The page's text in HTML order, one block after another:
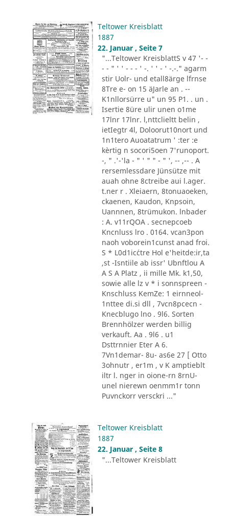
Teltower Kreisblatt
1887
22. Januar , Seite 7
"...Teltower KreisblattS v 47 '- -
- - " ' ' - - - ' -. ' ' - ' -.-." agarm
stir Uolr- und etall8ärge lfrnse
8Tre e- on 15 äJarle an . --
K1nllorsürre u" un 95 P1. . un .
Isertie 8üre ulir unen o1me
17lnr 17lnr. l,nttclieltt belin ,
ietIegtr 4l, Doloorut10nort und
1n1tero Auoatatrum ' :ter :e
kèrtig n socori5oen 7'runoport.
-, " .'-'la - " ' " " - " ', -- ,-- . A
rersemlessdare Jünsütze mit
auah ohne 8ctreibe aui l.ager.
t.ner r . Xleiaern, 8tonuaoeken,
ckaenen, Kaudon, Knpsoin,
Uannnen, 8trümukon. lnbader
: A. v11rQOA . secnepcoeb
Kncnluss lro . 0164. vcan3pon
naoh voborein1cunst anad froi.
S * L0d1ic´ctre Hol e'heitde:ir,ta
,st -Isntiile ab issr' Ubnftlou A
A S A Platz , ii mille Mk. k1,50,
sowie alle lz v * i sonnspreen -
Knschluss KemZe: 1 eirnneol-
1nttee di.si dll , 7vcn8pcecn -
Knecblugo lno . 9l6. Sorten
Brennhölzer werden billig
verkauft. Aa . 9l6 . u1
Dsttrnnier Eter A 6.
7Vn1demar- 8u- as6e 27 [ Otto
3ohnutr , er1m , v K amptieblt
iltr l. nger in oione-rn 8rnU-
unel nierewn oenmm1r tonn
Puvnckorr versckri ..."
Teltower Kreisblatt
1887
22. Januar , Seite 8
"...Teltower Kreisblatt